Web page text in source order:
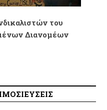
του
Διανομέων